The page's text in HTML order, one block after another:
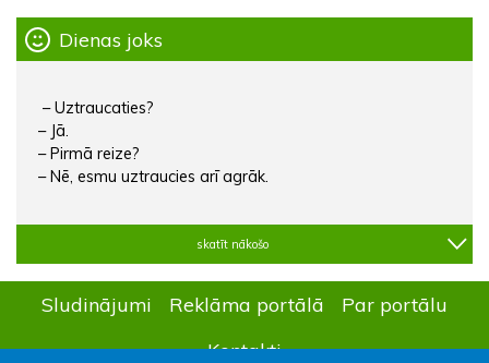
Dienas joks
– Uztraucaties?
– Jā.
– Pirmā reize?
– Nē, esmu uztraucies arī agrāk.
skatīt nākošo
Sludinājumi Reklāma portālā
Par portālu
Kontakti